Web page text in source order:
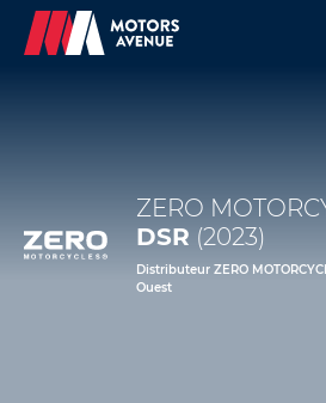
ZERO
DSR (2023)
Distributeur ZERO
Ouest